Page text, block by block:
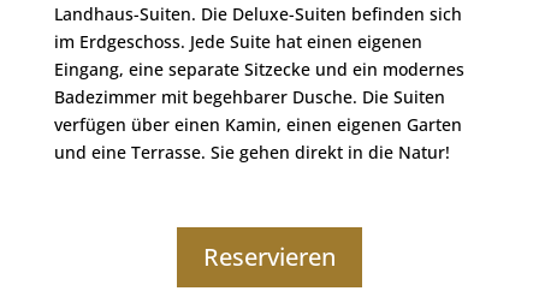
Landhaus-Suiten. Die Deluxe-Suiten befinden sich
im Erdgeschoss. Jede Suite hat einen eigenen
Eingang, eine separate Sitzecke und ein modernes
Badezimmer mit begehbarer Dusche. Die Suiten
verfügen über einen Kamin, einen eigenen Garten
und eine Terrasse. Sie gehen direkt in die Natur!
Reservieren